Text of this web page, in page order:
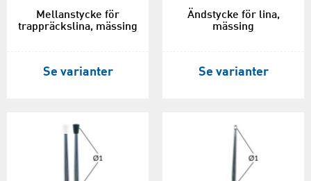
Mellanstycke för
trappräckslina, mässing
Se varianter
Ändstycke för lina,
mässing
Se varianter